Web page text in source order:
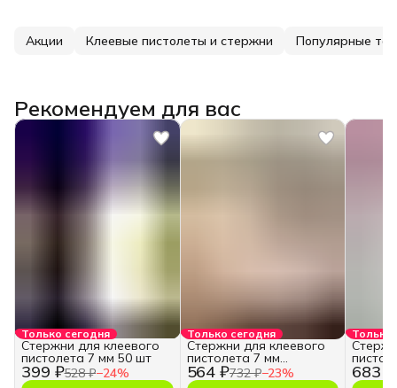
Акции Клеевые пистолеты и стержни Популярные
Рекомендуем для вас
Только сегодня
399 ₽528 ₽−24%
Стержни для клеевого
пистолета 7 мм 50 шт
Только сегодня
564 ₽732 ₽−23%
Стержни для клеевого
пистолета 7 мм
прозрачные 50 шт
Только
683 ₽